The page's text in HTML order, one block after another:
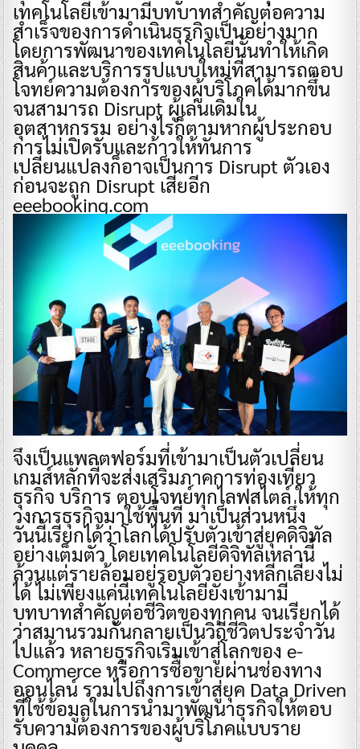
เทคโนโลยีเข้ามามีบทบาทสำคัญต่อความ
สำเร็จของการดำเนินธุรกิจเป็นอย่างมาก
โดยการพัฒนาของเทคโนโลยีนั้นทำให้เกิด
สินค้าและบริการรูปแบบใหม่ที่สามารถตอบ
โจทย์ความต้องการของผู้บริโภคได้มากขึ้น
จนสามารถ Disrupt ผู้เล่นเดิมใน
อุตสาหกรรม อย่างไรก็ตามหากผู้ประกอบ
การไม่เปิดรับและก้าวให้ทันการ
เปลี่ยนแปลงก็อาจเป็นการ Disrupt ตัวเอง
ก่อนจะถูก Disrupt เสียอีก
eeebooking.com
จึงเป็นแพลตฟอร์มที่เข้ามาเป็นตัวเปลี่ยน
เกมส์หลักที่จะส่งเสริมภาคการท่องเที่ยว
ธุรกิจ บริการ ตอบโจทย์ทุกไลฟสไตล์ ให้ทุก
วงการธุรกิจมาใช้พื้นที่ มาเป็นส่วนหนึ่ง
วันนี้เรียกได้ว่าโลกได้ปรับตัวเข้าสู่ยุคดิจิทัล
อย่างเต็มตัว โดยเทคโนโลยีดิจิทัลเหล่านี้
ล้วนแต่รายล้อมอยู่รอบตัวอย่างหลีกเลี่ยงไม่
ได้ ไม่เพียงแค่นี้เทคโนโลยียังเข้ามามี
บทบาทสำคัญต่อชีวิตของทุกคน จนเรียกได้
ว่าสมานรวมกันกลายเป็นวิถีชีวิตประจำวัน
ไปแล้ว หลายธุรกิจเริ่มเข้าสู่โลกของ e-
Commerce หรือการซื้อขายผ่านช่องทาง
ออนไลน์ รวมไปถึงการเข้าสู่ยุค Data Driven
ที่ใช้ข้อมูลในการนำมาพัฒนาธุรกิจให้ตอบ
รับความต้องการของผู้บริโภคแบบราย